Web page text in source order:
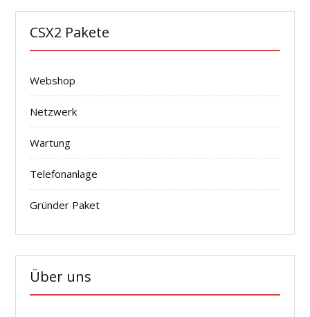
CSX2 Pakete
Webshop
Netzwerk
Wartung
Telefonanlage
Gründer Paket
Über uns